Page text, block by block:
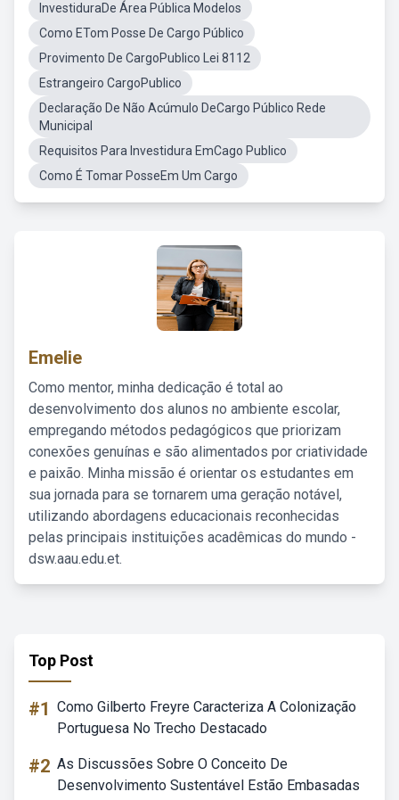
InvestiduraDe Área Pública Modelos
Como ETom Posse De Cargo Público
Provimento De CargoPublico Lei 8112
Estrangeiro CargoPublico
Declaração De Não Acúmulo DeCargo Público Rede
Municipal
Requisitos Para Investidura EmCago Publico
Como É Tomar PosseEm Um Cargo
Emelie
Como mentor, minha dedicação é total ao
desenvolvimento dos alunos no ambiente escolar,
empregando métodos pedagógicos que priorizam
conexões genuínas e são alimentados por criatividade
e paixão. Minha missão é orientar os estudantes em
sua jornada para se tornarem uma geração notável,
utilizando abordagens educacionais reconhecidas
pelas principais instituições acadêmicas do mundo -
dsw.aau.edu.et.
Top Post
#1 Como Gilberto Freyre Caracteriza A Colonização
Portuguesa No Trecho Destacado
#2 As Discussões Sobre O Conceito De
Desenvolvimento Sustentável Estão Embasadas